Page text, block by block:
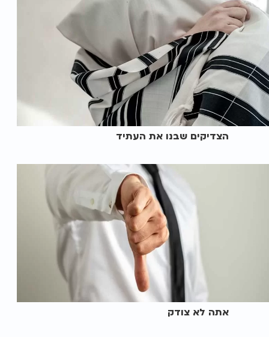
הצדיקים שבנו את העתיד
אתה לא צודק